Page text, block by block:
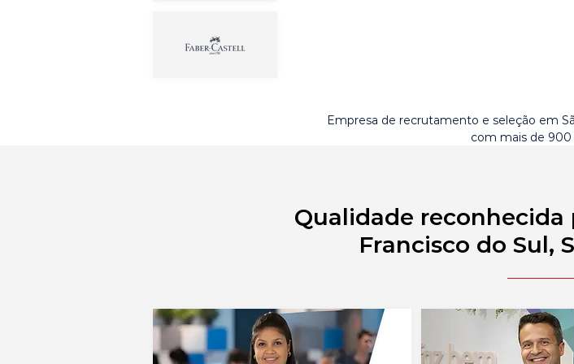
Empresa de recrutamento e seleção em
com mais de 900
Qualidade reconhecida
Francisco do Sul,